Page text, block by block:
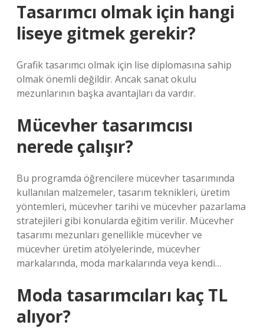
Tasarımcı olmak için hangi
liseye gitmek gerekir?
Grafik tasarımcı olmak için lise diplomasına sahip
olmak önemli değildir. Ancak sanat okulu
mezunlarının başka avantajları da vardır.
Mücevher tasarımcısı
nerede çalışır?
Bu programda öğrencilere mücevher tasarımında
kullanılan malzemeler, tasarım teknikleri, üretim
yöntemleri, mücevher tarihi ve mücevher pazarlama
stratejileri gibi konularda eğitim verilir. Mücevher
tasarımı mezunları genellikle mücevher ve
mücevher üretim atölyelerinde, mücevher
markalarında, moda markalarında veya kendi…
Moda tasarımcıları kaç TL
alıyor?